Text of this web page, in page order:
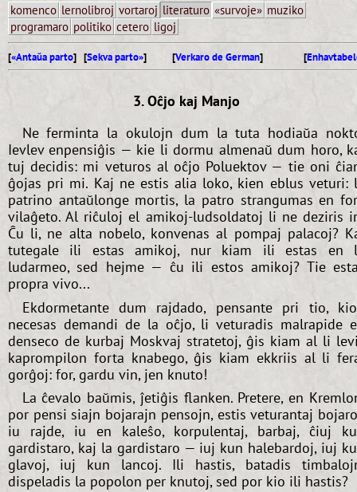
komenco lernolibroj vortaroj literaturo «survoje» muziko
programaro politiko cetero ligoj
[«Antaŭa parto] [Sekva parto»] [Verkaro de German] [
3. Oĉjo kaj Manjo
Ne ferminta la okulojn dum la tuta hodiaŭa
Ievlev enpensiĝis — kie li dormu almenaŭ dum horo,
tuj decidis: mi veturos al oĉjo Poluektov — tie oni
ĝojas pri mi. Kaj ne estis alia loko, kien eblus veturi:
patrino antaŭlonge mortis, la patro strangumas en
vilaĝeto. Al riĉuloj el amikoj-ludsoldatoj li ne deziris
Ĉu li, ne alta nobelo, konvenas al pompaj palacoj?
tutegale ili estas amikoj, nur kiam ili estas en
ludarmeo, sed hejme — ĉu ili estos amikoj? Tie
propra vivo...
Ekdormetante dum rajdado, pensante pri tio,
necesas demandi de la oĉjo, li veturadis malrapide
denseco de kurbaj Moskvaj stratetoj, ĝis kiam al li
kaprompilon forta knabego, ĝis kiam ekkriis al li
gorĝoj: for, gardu vin, jen knuto!
La ĉevalo baŭmis, ĵetiĝis flanken. Pretere, en
por pensi siajn bojarajn pensojn, estis veturantaj
iu rajde, iu en kaleŝo, korpulentaj, barbaj, ĉiuj
gardistaro, kaj la gardistaro — iuj kun halebardoj, iuj
glavoj, iuj kun lancoj. Ili hastis, batadis
dispeladis la popolon per knutoj, sed por kio ili hastis?